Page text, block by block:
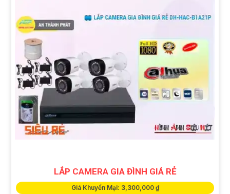
LẮP CAMERA GIA ĐÌNH GIÁ RẺ
Giá Khuyến Mại: 3,300,000 ₫